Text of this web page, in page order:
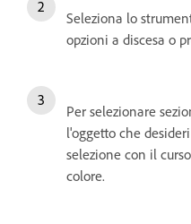
Seleziona lo
opzioni a discesa o
Per selezionare
l'oggetto che
selezione con il
colore.